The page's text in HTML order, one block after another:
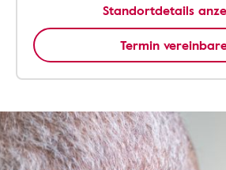
Standortdetails
Termin